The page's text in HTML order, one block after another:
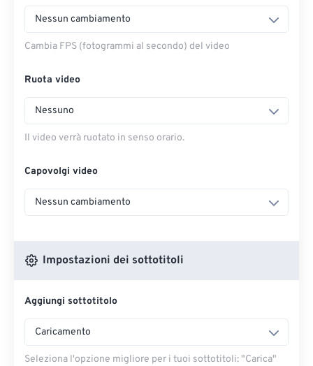
Nessun cambiamento
Cambia FPS (fotogrammi al secondo) del video
Ruota video
Nessuno
Il video verrà ruotato in senso orario.
Capovolgi video
Nessun cambiamento
Impostazioni dei sottotitoli
Aggiungi sottotitolo
Caricamento
Seleziona l'opzione migliore per i tuoi sottotitoli: "Carica" ​​